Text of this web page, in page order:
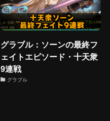
グラブル：ソーンの最終フ
ェイトエピソード・十天衆
9連戦
グラブル